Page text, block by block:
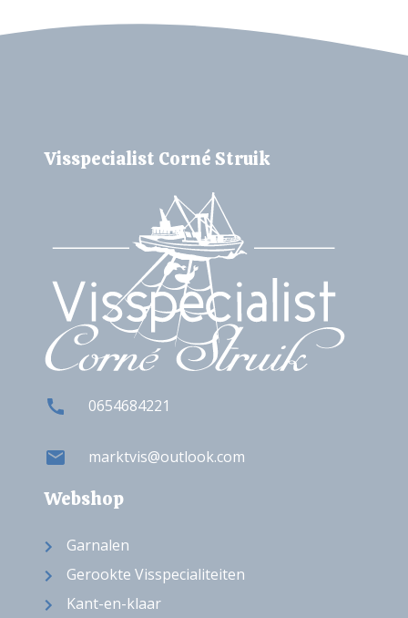
Visspecialist Corné Struik
0654684221
marktvis@outlook.com
Webshop
Garnalen
Gerookte Visspecialiteiten
Kant-en-klaar